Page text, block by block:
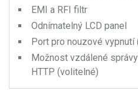
EMI a RFI filtr
Odnímatelný LCD panel
Port pro nouzové vypnutí
Možnost vzdálené
HTTP (volitelné)